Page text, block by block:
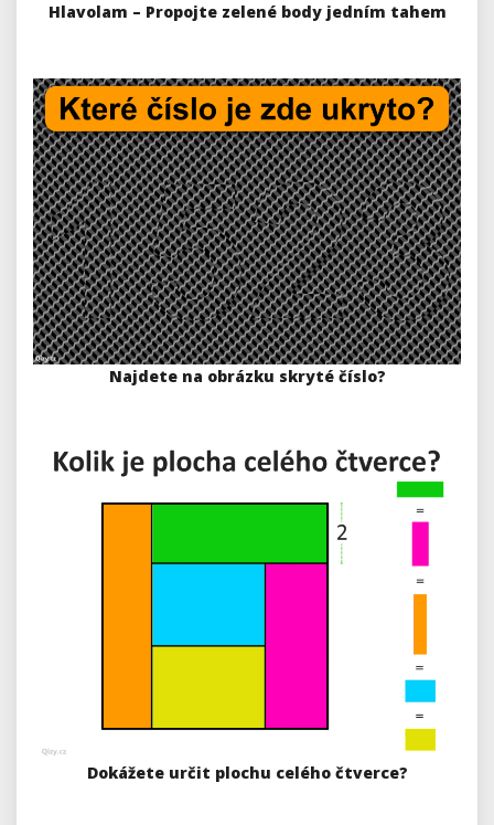
Hlavolam – Propojte zelené body jedním tahem
Najdete na obrázku skryté číslo?
Dokážete určit plochu celého čtverce?